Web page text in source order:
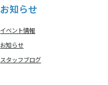
お知らせ
イベント情報
お知らせ
スタッフブログ